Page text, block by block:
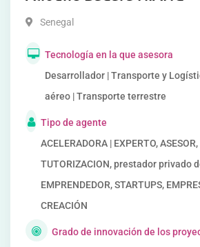
Senegal
Tecnología en la que asesora
Desarrollador | Transporte y
aéreo | Transporte terrestre
Tipo de agente
ACELERADORA | EXPERTO,
TUTORIZACION, prestador privado
EMPRENDEDOR, STARTUPS,
CREACIÓN
Grado de innovación de los